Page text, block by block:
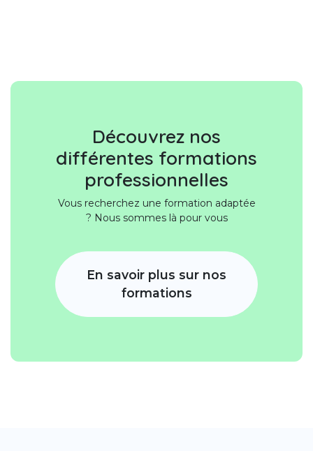
Découvrez nos
différentes formations
professionnelles
Vous recherchez une formation adaptée
? Nous sommes là pour vous
En savoir plus sur nos
formations